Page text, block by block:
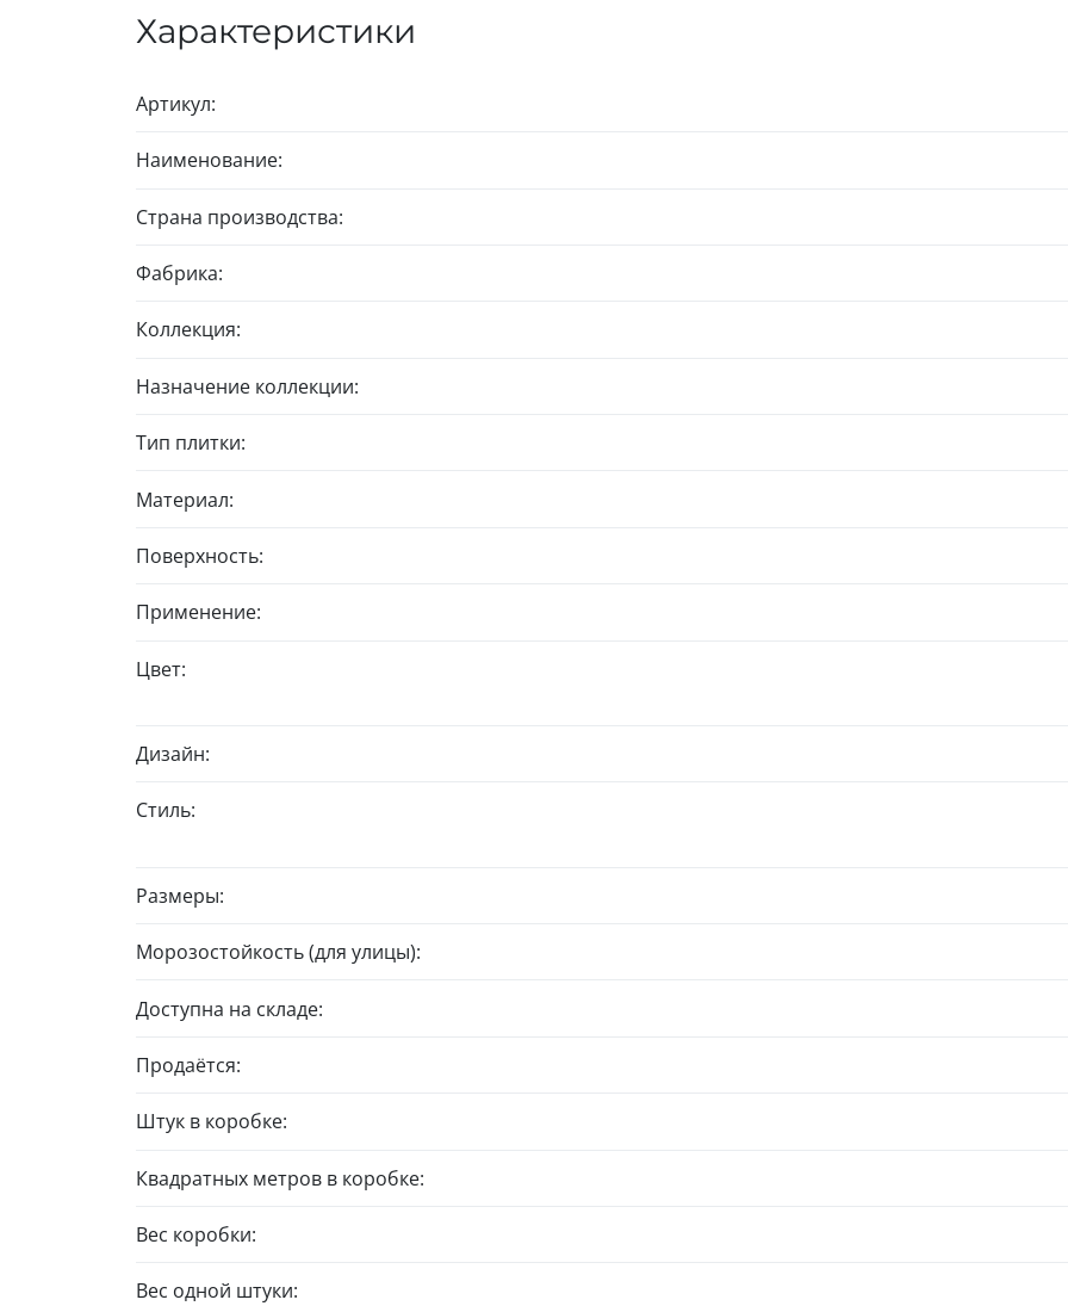
Характеристики
Артикул:
Наименование:
Страна производства:
Фабрика:
Коллекция:
Назначение коллекции:
Тип плитки:
Материал:
Поверхность:
Применение:
Цвет:
Дизайн:
Стиль:
Размеры:
Морозостойкость (для улицы):
Доступна на складе:
Продаётся:
Штук в коробке:
Квадратных метров в коробке:
Вес коробки:
Вес одной штуки: